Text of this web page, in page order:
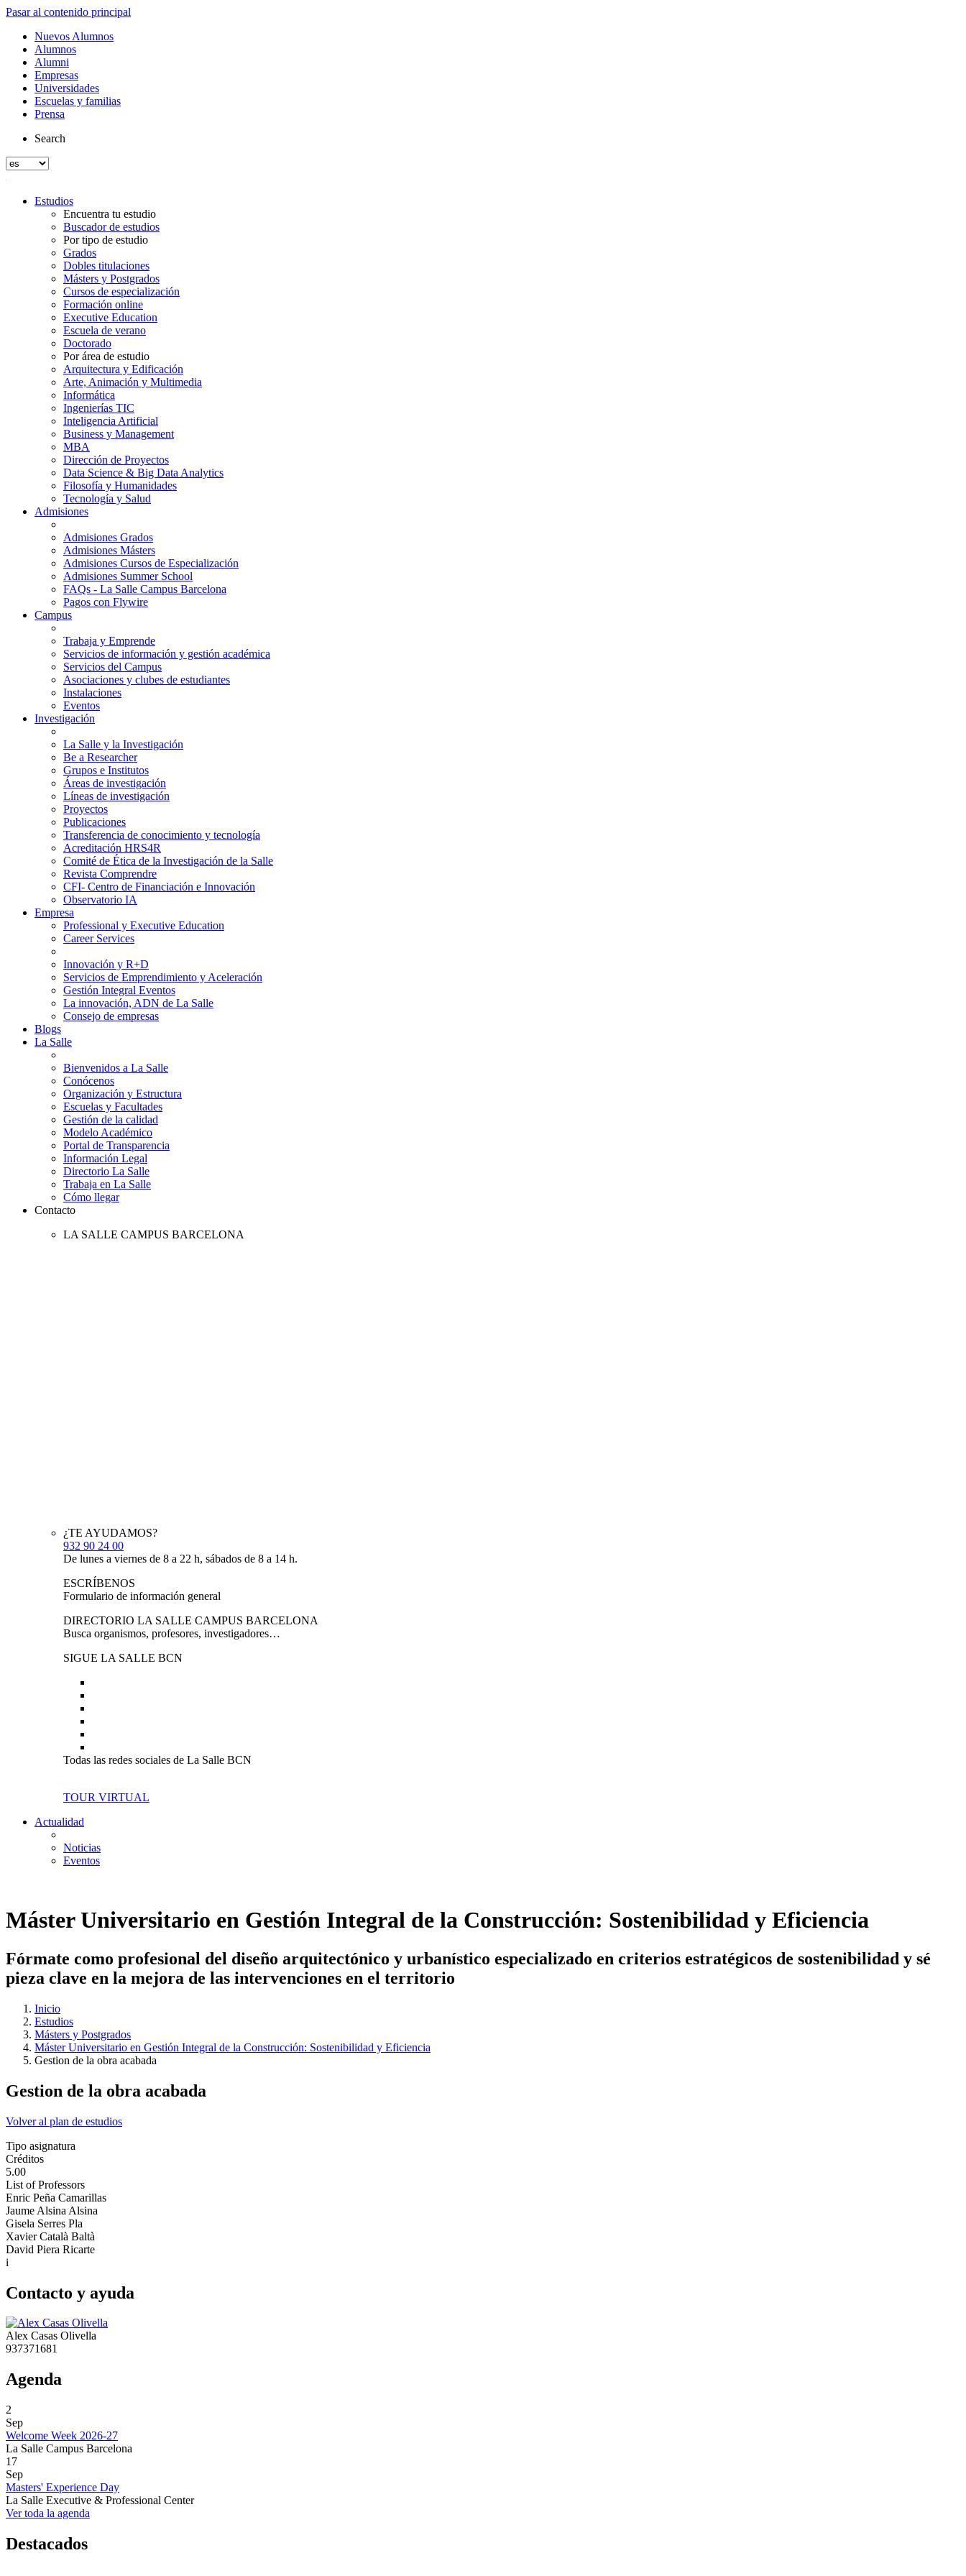
Pasar al contenido principal
Nuevos Alumnos
Alumnos
Alumni
Empresas
Universidades
Escuelas y familias
Prensa
Search
Estudios
Encuentra tu estudio
Buscador de estudios
Por tipo de estudio
Grados
Dobles titulaciones
Másters y Postgrados
Cursos de especialización
Formación online
Executive Education
Escuela de verano
Doctorado
Por área de estudio
Arquitectura y Edificación
Arte, Animación y Multimedia
Informática
Ingenierías TIC
Inteligencia Artificial
Business y Management
MBA
Dirección de Proyectos
Data Science & Big Data Analytics
Filosofía y Humanidades
Tecnología y Salud
Admisiones
Admisiones Grados
Admisiones Másters
Admisiones Cursos de Especialización
Admisiones Summer School
FAQs - La Salle Campus Barcelona
Pagos con Flywire
Campus
Trabaja y Emprende
Servicios de información y gestión académica
Servicios del Campus
Asociaciones y clubes de estudiantes
Instalaciones
Eventos
Investigación
La Salle y la Investigación
Be a Researcher
Grupos e Institutos
Áreas de investigación
Líneas de investigación
Proyectos
Publicaciones
Transferencia de conocimiento y tecnología
Acreditación HRS4R
Comité de Ética de la Investigación de la Salle
Revista Comprendre
CFI- Centro de Financiación e Innovación
Observatorio IA
Empresa
Professional y Executive Education
Career Services
Innovación y R+D
Servicios de Emprendimiento y Aceleración
Gestión Integral Eventos
La innovación, ADN de La Salle
Consejo de empresas
Blogs
La Salle
Bienvenidos a La Salle
Conócenos
Organización y Estructura
Escuelas y Facultades
Gestión de la calidad
Modelo Académico
Portal de Transparencia
Información Legal
Directorio La Salle
Trabaja en La Salle
Cómo llegar
Contacto
LA SALLE CAMPUS BARCELONA
¿TE AYUDAMOS?
932 90 24 00
De lunes a viernes de 8 a 22 h, sábados de 8 a 14 h.
ESCRÍBENOS
Formulario de información general
DIRECTORIO LA SALLE CAMPUS BARCELONA
Busca organismos, profesores, investigadores…
SIGUE LA SALLE BCN
Todas las redes sociales de La Salle BCN
TOUR VIRTUAL
Actualidad
Noticias
Eventos
Máster Universitario en Gestión Integral de la Construcción: Sostenibilidad y Eficiencia
Fórmate como profesional del diseño arquitectónico y urbanístico especializado en criterios estratégicos de sostenibilidad y sé
pieza clave en la mejora de las intervenciones en el territorio
Inicio
Estudios
Másters y Postgrados
Máster Universitario en Gestión Integral de la Construcción: Sostenibilidad y Eficiencia
Gestion de la obra acabada
Gestion de la obra acabada
Volver al plan de estudios
Tipo asignatura
Créditos
5.00
List of Professors
Enric Peña Camarillas
Jaume Alsina Alsina
Gisela Serres Pla
Xavier Català Baltà
David Piera Ricarte
i
Contacto y ayuda
Alex Casas Olivella
937371681
Agenda
2
Sep
Welcome Week 2026-27
La Salle Campus Barcelona
17
Sep
Masters' Experience Day
La Salle Executive & Professional Center
Ver toda la agenda
Destacados